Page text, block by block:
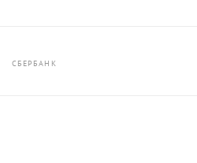
СБЕРБАНК